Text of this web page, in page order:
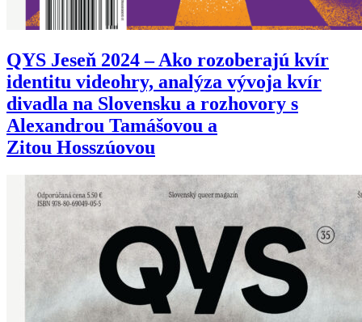
QYS Jeseň 2024 – Ako rozoberajú kvír
identitu videohry, analýza vývoja kvír
divadla na Slovensku a rozhovory s
Alexandrou Tamášovou a
Zitou Hosszúovou